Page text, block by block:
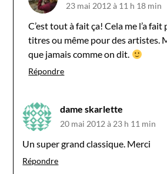
23 mai 2012 à 11 h 18 min
C’est tout à fait ça! Cela me l’a
titres ou même pour des artistes.
que jamais comme on dit.
Répondre
dame skarlette
20 mai 2012 à 23 h 11 min
Un super grand classique. Merci
Répondre